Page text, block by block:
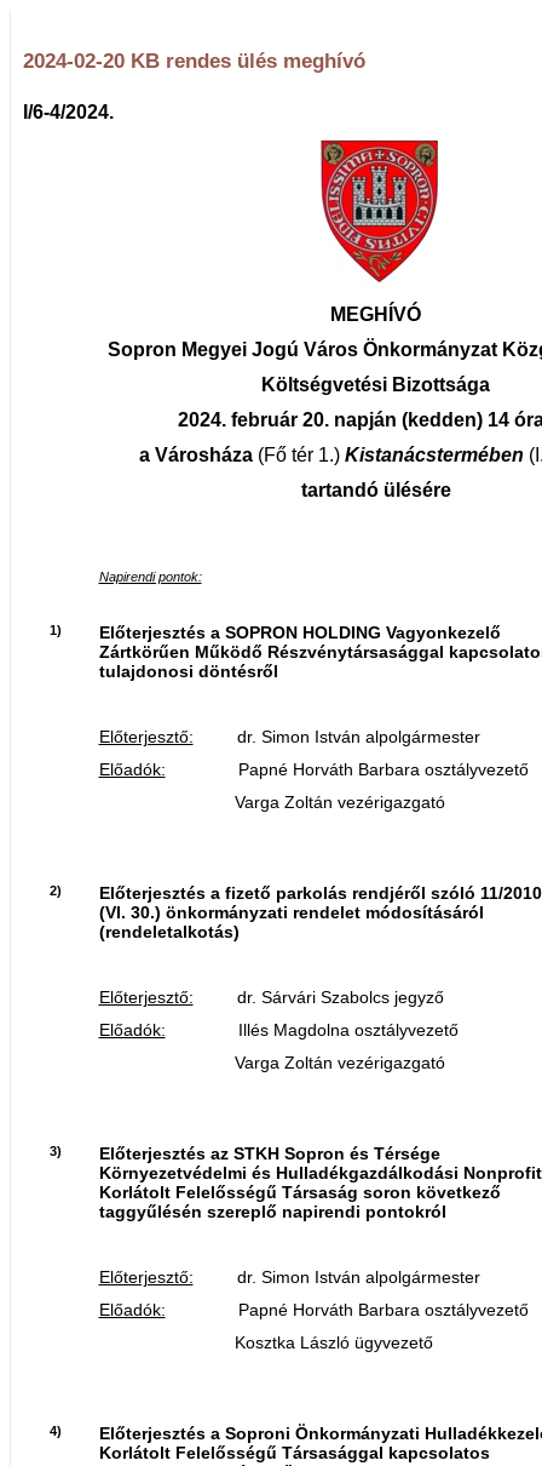
2024-02-20 KB rendes ülés meghívó
I/6-4/2024.
MEGHÍVÓ
Sopron Megyei Jogú Város Önkormányzat
Költségvetési Bizottsága
2024. február 20. napján (kedden) 14
a Városháza (Fő tér 1.) Kistanácstermében
tartandó ülésére
Napirendi pontok:
1)
Előterjesztés a SOPRON HOLDING Vagyonkezelő
Zártkörűen Működő Részvénytársasággal
tulajdonosi döntésről
Előterjesztő: dr. Simon István alpolgármester
Előadók: Papné Horváth Barbara osztályvezető
Varga Zoltán vezérigazgató
2)
Előterjesztés a fizető parkolás rendjéről szóló 11/
(VI. 30.) önkormányzati rendelet módosításáról
(rendeletalkotás)
Előterjesztő: dr. Sárvári Szabolcs jegyző
Előadók: Illés Magdolna osztályvezető
Varga Zoltán vezérigazgató
3)
Előterjesztés az STKH Sopron és Térsége
Környezetvédelmi és Hulladékgazdálkodási Nonprofit
Korlátolt Felelősségű Társaság soron következő
taggyűlésén szereplő napirendi pontokról
Előterjesztő: dr. Simon István alpolgármester
Előadók: Papné Horváth Barbara osztályvezető
Kosztka László ügyvezető
4)
Előterjesztés a Soproni Önkormányzati
Korlátolt Felelősségű Társasággal kapcsolatos